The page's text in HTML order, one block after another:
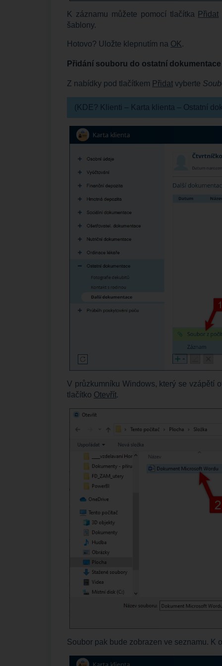
K záznamu můžete pomocí tlačítka Přidat
šablony.
Hotovo? Uložte klepnutím na OK.
Přidání souboru do ostatní dokumentace
Z nabídky pod tlačítkem Přidat vyberte
(KDE? Klienti – Karta klienta – Ostatní
V průzkumníku Windows, který se vzápětí
tlačítko Otevřít.
Soubor pak bude zobrazen ve seznamu. K